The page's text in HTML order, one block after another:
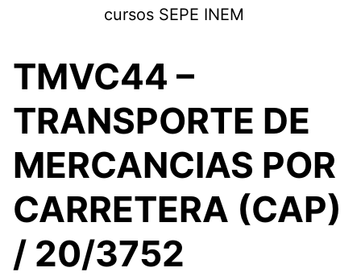
cursos SEPE INEM
TMVC44 –
TRANSPORTE DE
MERCANCIAS POR
CARRETERA (CAP)
/ 20/3752